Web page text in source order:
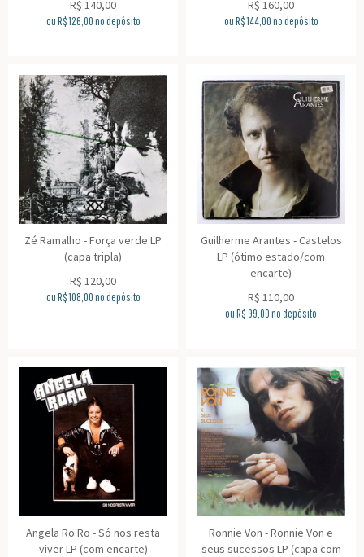
R$ 140,00
ou R$126,00no depósito
R$ 160,00
ou R$144,00no depósito
Zé Ramalho - Força verde LP
(capa tripla)
R$ 120,00
ou R$108,00no depósito
Guilherme Arantes - Castelos
LP (ótimo estado/com
encarte)
R$ 110,00
ou R$ 99,00no depósito
Angela Ro Ro - Só nos resta
viver LP (com encarte)
Ronnie Von - Ronnie Von e
seus sucessos LP (capa com